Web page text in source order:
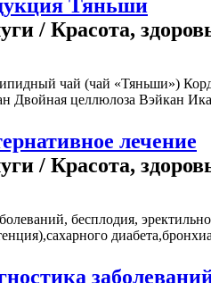
Тяньши
/ Красота,
чай (чай «Тяньши»)
Двойная целлюлоза Вэйкан
лечение
/ Красота,
бесплодия,